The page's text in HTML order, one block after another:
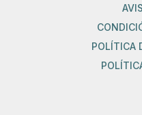
POLÍTICA